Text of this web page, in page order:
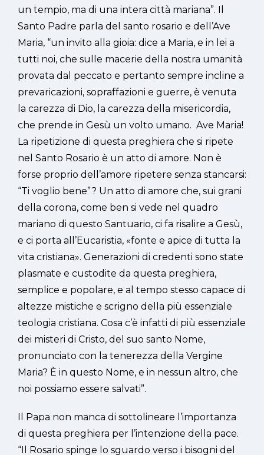
un tempio, ma di una intera città mariana”. Il
Santo Padre parla del santo rosario e dell’Ave
Maria, “un invito alla gioia: dice a Maria, e in lei a
tutti noi, che sulle macerie della nostra umanità
provata dal peccato e pertanto sempre incline a
prevaricazioni, sopraffazioni e guerre, è venuta
la carezza di Dio, la carezza della misericordia,
che prende in Gesù un volto umano. Ave Maria!
La ripetizione di questa preghiera che si ripete
nel Santo Rosario è un atto di amore. Non è
forse proprio dell’amore ripetere senza stancarsi:
“Ti voglio bene”? Un atto di amore che, sui grani
della corona, come ben si vede nel quadro
mariano di questo Santuario, ci fa risalire a Gesù,
e ci porta all’Eucaristia, «fonte e apice di tutta la
vita cristiana». Generazioni di credenti sono state
plasmate e custodite da questa preghiera,
semplice e popolare, e al tempo stesso capace di
altezze mistiche e scrigno della più essenziale
teologia cristiana. Cosa c’è infatti di più essenziale
dei misteri di Cristo, del suo santo Nome,
pronunciato con la tenerezza della Vergine
Maria? È in questo Nome, e in nessun altro, che
noi possiamo essere salvati”.
Il Papa non manca di sottolineare l’importanza
di questa preghiera per l’intenzione della pace.
“Il Rosario spinge lo sguardo verso i bisogni del